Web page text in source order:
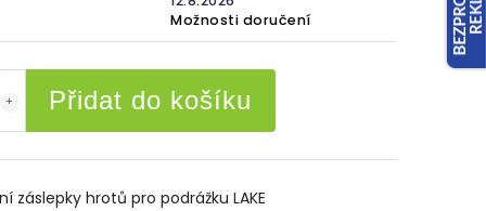
Možnosti doručení
Přidat do košíku
záslepky hrotů pro podrážku LAKE